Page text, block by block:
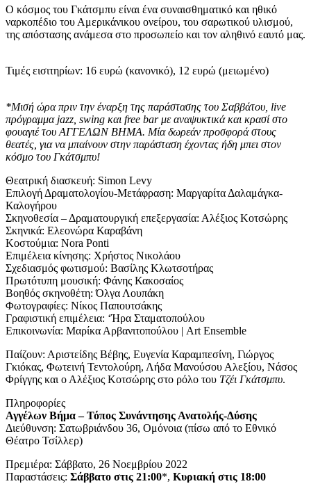
Ο κόσμος του Γκάτσμπυ είναι ένα συναισθηματικό και ηθικό
ναρκοπέδιο του Αμερικάνικου ονείρου, του σαρωτικού υλισμού,
της απόστασης ανάμεσα στο προσωπείο και τον αληθινό εαυτό μας.
Τιμές εισιτηρίων: 16 ευρώ (κανονικό), 12 ευρώ (μειωμένο)
*Μισή ώρα πριν την έναρξη της παράστασης του Σαββάτου, live
πρόγραμμα jazz, swing και free bar με αναψυκτικά και κρασί στο
φουαγιέ του ΑΓΓΕΛΩΝ ΒΗΜΑ. Μία δωρεάν προσφορά στους
θεατές, για να μπαίνουν στην παράσταση έχοντας ήδη μπει στον
κόσμο του Γκάτσμπυ!
Θεατρική διασκευή: Simon Levy
Επιλογή Δραματολογίου-Μετάφραση: Μαργαρίτα Δαλαμάγκα-
Καλογήρου
Σκηνοθεσία – Δραματουργική επεξεργασία: Αλέξιος Κοτσώρης
Σκηνικά: Ελεονώρα Καραβάνη
Κοστούμια: Nora Ponti
Επιμέλεια κίνησης: Χρήστος Νικολάου
Σχεδιασμός φωτισμού: Βασίλης Κλωτσοτήρας
Πρωτότυπη μουσική: Φάνης Κακοσαίος
Βοηθός σκηνοθέτη: Όλγα Λουπάκη
Φωτογραφίες: Νίκος Παπουτσάκης
Γραφιστική επιμέλεια: ‘Ήρα Σταματοπούλου
Επικοινωνία: Μαρίκα Αρβανιτοπούλου | Art Ensemble
Παίζουν: Αριστείδης Βέβης, Ευγενία Καραμπεσίνη, Γιώργος
Γκιόκας, Φωτεινή Τεντολούρη, Λήδα Μανούσου Αλεξίου, Νάσος
Φρίγγης και ο Αλέξιος Κοτσώρης στο ρόλο του Τζέι Γκάτσμπυ.
Πληροφορίες
Αγγέλων Βήμα – Τόπος Συνάντησης Ανατολής-Δύσης
Διεύθυνση: Σατωβριάνδου 36, Ομόνοια (πίσω από το Εθνικό
Θέατρο Τσίλλερ)
Πρεμιέρα: Σάββατο, 26 Νοεμβρίου 2022
Παραστάσεις: Σάββατο στις 21:00*, Κυριακή στις 18:00